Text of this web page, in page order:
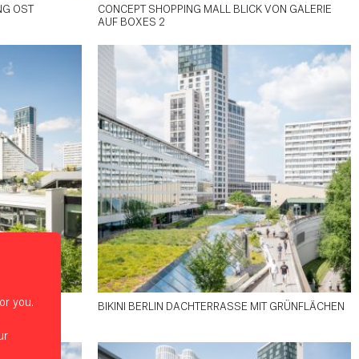
you.
OST
CONCEPT SHOPPING MALL BLICK VON GALERIE
AUF BOXES 2
OST 2 BIKINI BERLIN DACHTERRASSE MIT GRÜNFLÄCHEN